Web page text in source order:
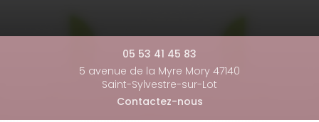
05 53 41 45 83
5 avenue de la Myre Mory 47140
Saint-Sylvestre-sur-Lot
Contactez-nous